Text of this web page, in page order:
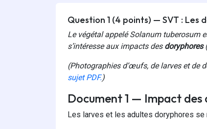
Question 1 (4 points) — SVT :
Le végétal appeléSolanum tuberosum
s’intéresse aux impacts des doryphores
(Photographies d’œufs, de larves et de
sujet PDF.)
Document 1 — Impact
Les larves et les adultes doryphores se